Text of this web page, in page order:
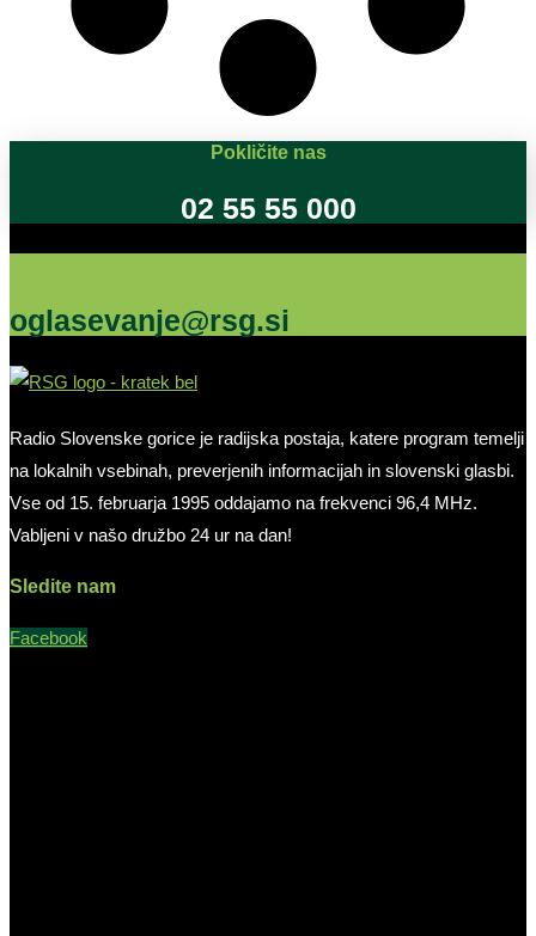
Pokličite nas
02 55 55 000
oglasevanje@rsg.si
Radio Slovenske gorice je radijska postaja, katere program temelji
na lokalnih vsebinah, preverjenih informacijah in slovenski glasbi.
Vse od 15. februarja 1995 oddajamo na frekvenci 96,4 MHz.
Vabljeni v našo družbo 24 ur na dan!
Sledite nam
Facebook